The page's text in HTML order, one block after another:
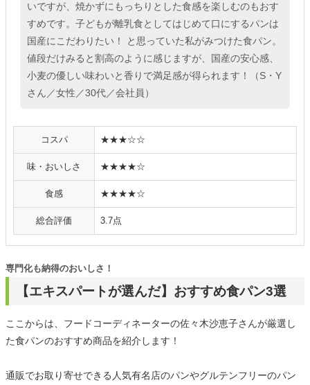
いですが、焼かずにもっちりとした食感を楽しむのもおす
すめです。子どもが離乳食としてはじめて口にするパンは
国産にこだわりたい！ と思っていた私がみつけた食パン。
値段だけみると割高のように感じますが、国産の安心感、
小麦の優しい味わいと香りで満足感が得られます！（S・Y
さん／女性／30代／会社員）
コスパ ★★★☆☆
味・おいしさ ★★★★☆
食感 ★★★★☆
総合評価 3.7点
【エキスパートが選んだ】おすすめ食パン3選
専門化も納得のおいしさ！
ここからは、フードコーディネーターの佐々木沙恵子さんが厳選し
た食パンのおすすめ商品を紹介します！
通販でお取り寄せできる人気有名店のパンやグルテンフリーのパン